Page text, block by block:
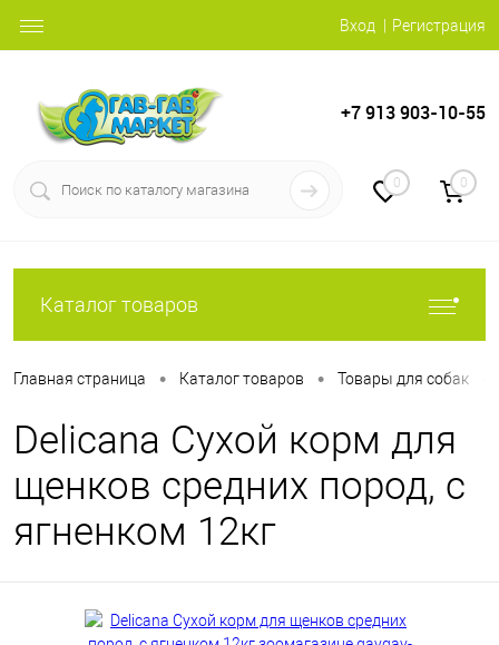
Вход Регистрация
+7 913 903-10-55
0 0
Каталог товаров
Главная страница • Каталог товаров • Товары для собак
Delicana Сухой корм для
щенков средних пород, с
ягненком 12кг